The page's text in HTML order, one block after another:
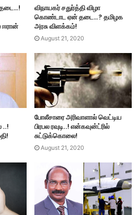
ஈரான்
விநாயகர் சதுர்த்தி விழா
கொண்டாட ஏன் தடை…? தமிழக
அரசு விளக்கம்!
August 21, 2020
..!
போலீசாரை அரிவாளால் வெட்டிய
பிரபல ரவுடி..! என்கவுன்ட்ரில்
சுட்டுக்கொலை!
August 21, 2020